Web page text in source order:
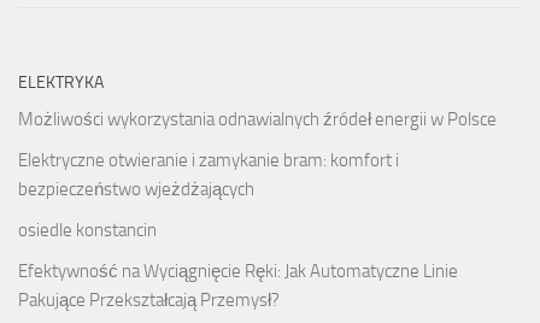
ELEKTRYKA
Możliwości wykorzystania odnawialnych źródeł energii w Polsce
Elektryczne otwieranie i zamykanie bram: komfort i
bezpieczeństwo wjeżdżających
osiedle konstancin
Efektywność na Wyciągnięcie Ręki: Jak Automatyczne Linie
Pakujące Przekształcają Przemysł?